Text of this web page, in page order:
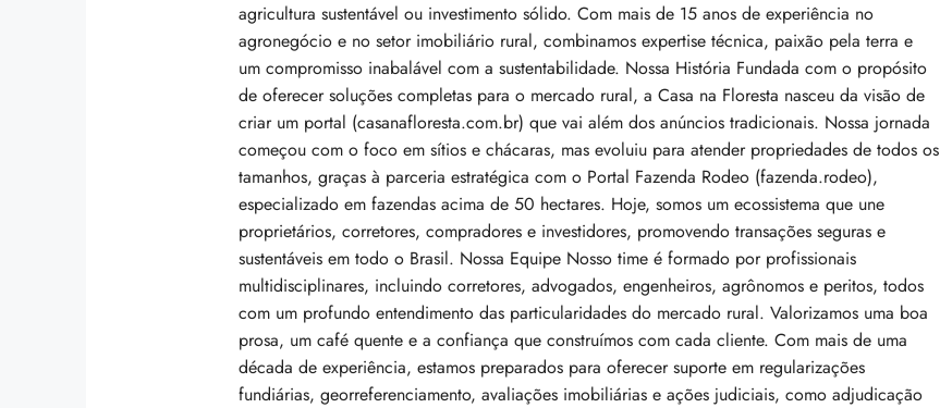
agricultura sustentável ou investimento sólido. Com mais de 15 anos de experiência no
agronegócio e no setor imobiliário rural, combinamos expertise técnica, paixão pela terra e
um compromisso inabalável com a sustentabilidade. Nossa História Fundada com o propósito
de oferecer soluções completas para o mercado rural, a Casa na Floresta nasceu da visão de
criar um portal (casanafloresta.com.br) que vai além dos anúncios tradicionais. Nossa jornada
começou com o foco em sítios e chácaras, mas evoluiu para atender propriedades de todos os
tamanhos, graças à parceria estratégica com o Portal Fazenda Rodeo (fazenda.rodeo),
especializado em fazendas acima de 50 hectares. Hoje, somos um ecossistema que une
proprietários, corretores, compradores e investidores, promovendo transações seguras e
sustentáveis em todo o Brasil. Nossa Equipe Nosso time é formado por profissionais
multidisciplinares, incluindo corretores, advogados, engenheiros, agrônomos e peritos, todos
com um profundo entendimento das particularidades do mercado rural. Valorizamos uma boa
prosa, um café quente e a confiança que construímos com cada cliente. Com mais de uma
década de experiência, estamos preparados para oferecer suporte em regularizações
fundiárias, georreferenciamento, avaliações imobiliárias e ações judiciais, como adjudicação